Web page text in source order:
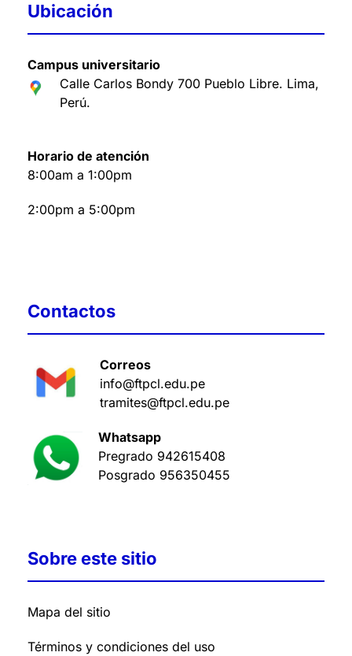
Ubicación
Campus universitario
Calle Carlos Bondy 700 Pueblo Libre. Lima,
Perú.
Horario de atención
8:00am a 1:00pm
2:00pm a 5:00pm
Contactos
Correos
info@ftpcl.edu.pe
tramites@ftpcl.edu.pe
Whatsapp
Pregrado 942615408
Posgrado 956350455
Sobre este sitio
Mapa del sitio
Términos y condiciones del uso